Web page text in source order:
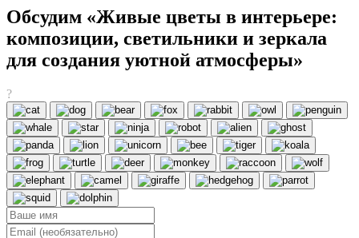
Обсудим «Живые цветы в интерьере:
композиции, светильники и зеркала
для создания уютной атмосферы»
?